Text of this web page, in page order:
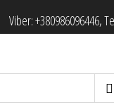
Viber:+380986096446,